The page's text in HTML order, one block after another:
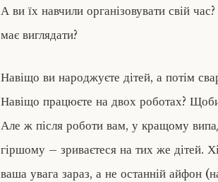
А ви їх навчили організовувати свій
має виглядати?
Навіщо ви народжуєте дітей, а потім
Навіщо працюєте на двох роботах?
Але ж після роботи вам, у кращому
гіршому – зриваєтеся на тих же дітей.
ваша увага зараз, а не останній айфон